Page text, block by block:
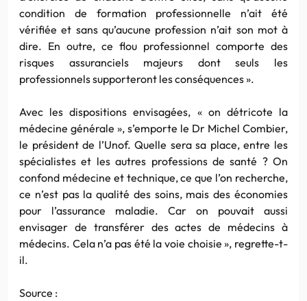
condition de formation professionnelle n’ait été
vérifiée et sans qu’aucune profession n’ait son mot à
dire. En outre, ce flou professionnel comporte des
risques assuranciels majeurs dont seuls les
professionnels supporteront les conséquences ».
Avec les dispositions envisagées, « on détricote la
médecine générale », s’emporte le Dr Michel Combier,
le président de l’Unof. Quelle sera sa place, entre les
spécialistes et les autres professions de santé ? On
confond médecine et technique, ce que l’on recherche,
ce n’est pas la qualité des soins, mais des économies
pour l’assurance maladie. Car on pouvait aussi
envisager de transférer des actes de médecins à
médecins. Cela n’a pas été la voie choisie », regrette-t-
il.
Source :